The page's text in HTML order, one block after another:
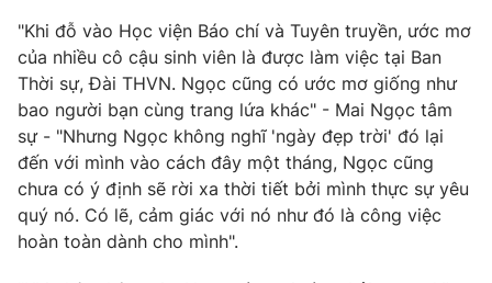
"Khi đỗ vào Học viện Báo chí và Tuyên truyền, ước mơ
của nhiều cô cậu sinh viên là được làm việc tại Ban
Thời sự, Đài THVN. Ngọc cũng có ước mơ giống như
bao người bạn cùng trang lứa khác" - Mai Ngọc tâm
sự - "Nhưng Ngọc không nghĩ 'ngày đẹp trời' đó lại
đến với mình vào cách đây một tháng, Ngọc cũng
chưa có ý định sẽ rời xa thời tiết bởi mình thực sự yêu
quý nó. Có lẽ, cảm giác với nó như đó là công việc
hoàn toàn dành cho mình".